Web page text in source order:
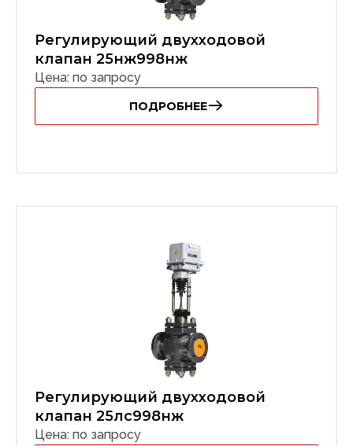
Регулирующий двухходовой
клапан 25нж998нж
Цена: по запросу
ПОДРОБНЕЕ
Регулирующий двухходовой
клапан 25лс998нж
Цена: по запросу